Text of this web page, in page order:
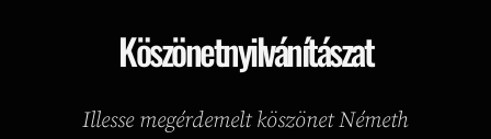
Köszönetnyilvánítászat
Illesse megérdemelt köszönet Németh